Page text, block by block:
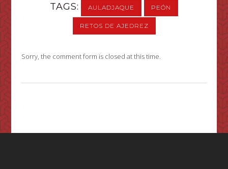
TAGS: AULADJAQUE PEÓN
RETOS DE AJEDREZ
Sorry, the comment form is closed at this time.